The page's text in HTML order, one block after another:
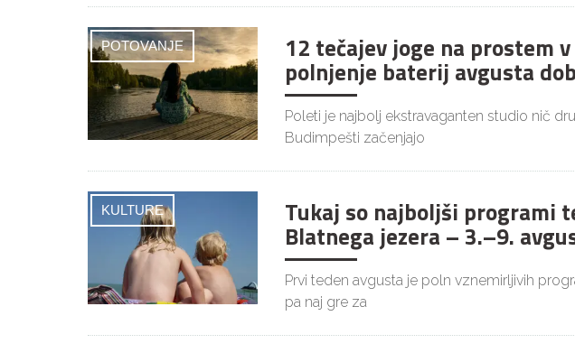
POTOVANJE 12 tečajev joge na prostem
polnjenje baterij avgusta
Poleti je najbolj ekstravaganten studio nič
Budimpešti začenjajo
KULTURE Tukaj so najboljši programi
Blatnega jezera – 3.–9.
Prvi teden avgusta je poln vznemirljivih
pa naj gre za